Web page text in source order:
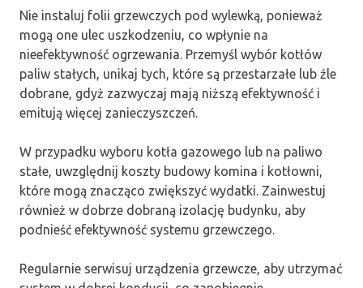
Nie instaluj folii grzewczych pod wylewką, ponieważ
mogą one ulec uszkodzeniu, co wpłynie na
nieefektywność ogrzewania. Przemyśl wybór kotłów
paliw stałych, unikaj tych, które są przestarzałe lub źle
dobrane, gdyż zazwyczaj mają niższą efektywność i
emitują więcej zanieczyszczeń.
W przypadku wyboru kotła gazowego lub na paliwo
stałe, uwzględnij koszty budowy komina i kotłowni,
które mogą znacząco zwiększyć wydatki. Zainwestuj
również w dobrze dobraną izolację budynku, aby
podnieść efektywność systemu grzewczego.
Regularnie serwisuj urządzenia grzewcze, aby utrzymać